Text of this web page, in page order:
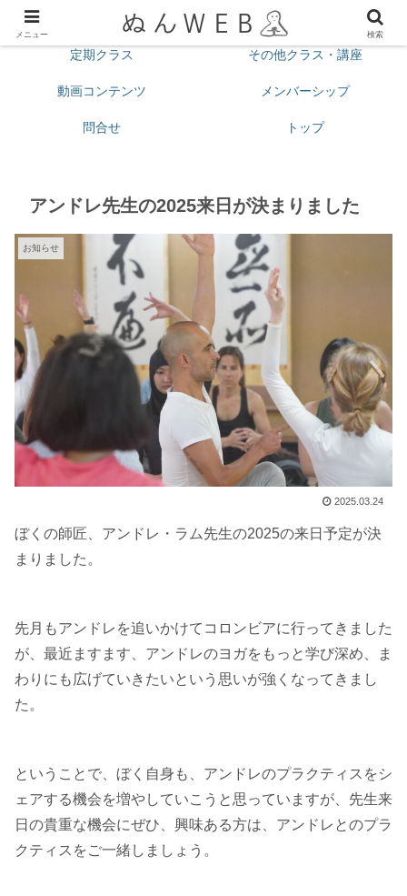
プロフィール 今月の予定
定期クラス その他クラス・講座
動画コンテンツ メンバーシップ
問合せ トップ
アンドレ先生の2025来日が決まりました
お知らせ
2025.03.24
ぼくの師匠、アンドレ・ラム先生の2025の来日予定が決
まりました。
先月もアンドレを追いかけてコロンビアに行ってきました
が、最近ますます、アンドレのヨガをもっと学び深め、ま
わりにも広げていきたいという思いが強くなってきまし
た。
ということで、ぼく自身も、アンドレのプラクティスをシ
ェアする機会を増やしていこうと思っていますが、先生来
日の貴重な機会にぜひ、興味ある方は、アンドレとのプラ
クティスをご一緒しましょう。
メニュー 検索